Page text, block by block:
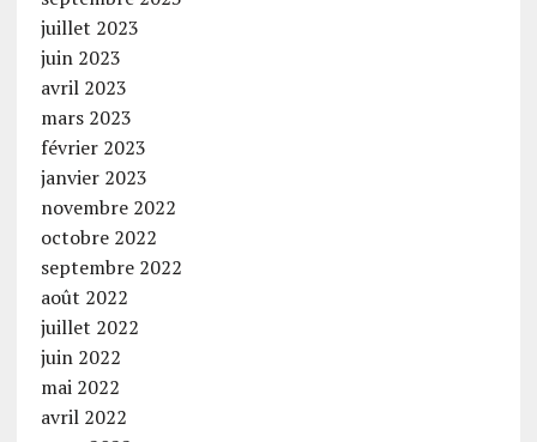
juillet 2023
juin 2023
avril 2023
mars 2023
février 2023
janvier 2023
novembre 2022
octobre 2022
septembre 2022
août 2022
juillet 2022
juin 2022
mai 2022
avril 2022